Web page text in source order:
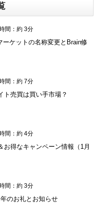
間：約 3分
ーケットの名称変更とBrain修
間：約 7分
ト売買は買い手市場？
間：約 4分
お得なキャンペーン情報（1月
間：約 3分
のお礼とお知らせ